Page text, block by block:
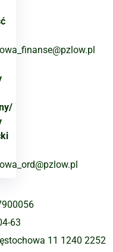
63
11 1240 2252